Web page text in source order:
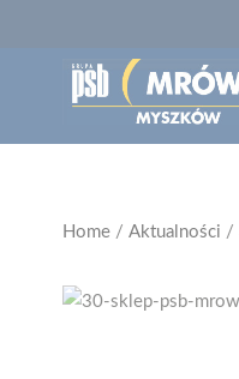
Home / Aktualności /